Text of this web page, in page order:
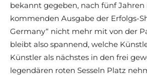
bekannt gegeben, nach fünf Jahren
kommenden Ausgabe der Erfolgs-
Germany“ nicht mehr mit von der
bleibt also spannend, welche
Künstler als nächstes in den frei
legendären roten Sesseln Platz